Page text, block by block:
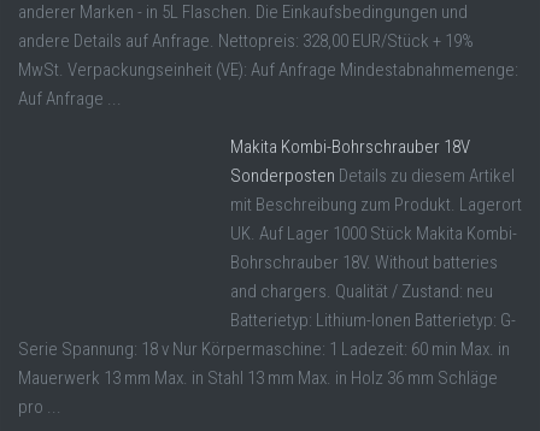
anderer Marken - in 5L Flaschen. Die Einkaufsbedingungen und
andere Details auf Anfrage. Nettopreis: 328,00 EUR/Stück + 19%
MwSt. Verpackungseinheit (VE): Auf Anfrage Mindestabnahmemenge:
Auf Anfrage ...
Makita Kombi-Bohrschrauber 18V
Sonderposten Details zu diesem Artikel
mit Beschreibung zum Produkt. Lagerort
UK. Auf Lager 1000 Stück Makita Kombi-
Bohrschrauber 18V. Without batteries
and chargers. Qualität / Zustand: neu
Batterietyp: Lithium-Ionen Batterietyp: G-
Serie Spannung: 18 v Nur Körpermaschine: 1 Ladezeit: 60 min Max. in
Mauerwerk 13 mm Max. in Stahl 13 mm Max. in Holz 36 mm Schläge
pro ...